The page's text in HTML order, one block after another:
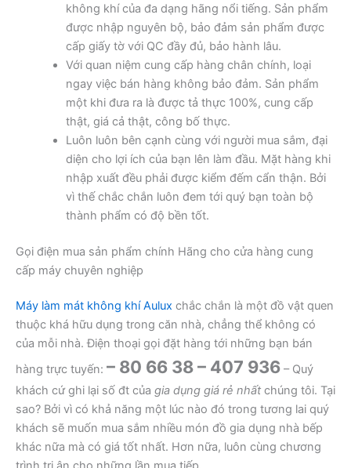
không khí của đa dạng hãng nổi tiếng. Sản phẩm
được nhập nguyên bộ, bảo đảm sản phẩm được
cấp giấy tờ với QC đầy đủ, bảo hành lâu.
Với quan niệm cung cấp hàng chân chính, loại
ngay việc bán hàng không bảo đảm. Sản phẩm
một khi đưa ra là được tả thực 100%, cung cấp
thật, giá cả thật, công bố thực.
Luôn luôn bên cạnh cùng với người mua sắm, đại
diện cho lợi ích của bạn lên làm đầu. Mặt hàng khi
nhập xuất đều phải được kiểm đếm cẩn thận. Bởi
vì thế chắc chắn luôn đem tới quý bạn toàn bộ
thành phẩm có độ bền tốt.
Gọi điện mua sản phẩm chính Hãng cho cửa hàng cung
cấp máy chuyên nghiệp
Máy làm mát không khí Aulux chắc chắn là một đồ vật quen
thuộc khá hữu dụng trong căn nhà, chẳng thể không có
của mỗi nhà. Điện thoại gọi đặt hàng tới những bạn bán
hàng trực tuyến: – 80 66 38 – 407 936 – Quý
khách cứ ghi lại số đt của gia dụng giá rẻ nhất chúng tôi. Tại
sao? Bởi vì có khả năng một lúc nào đó trong tương lai quý
khách sẽ muốn mua sắm nhiều món đồ gia dụng nhà bếp
khác nữa mà có giá tốt nhất. Hơn nữa, luôn cùng chương